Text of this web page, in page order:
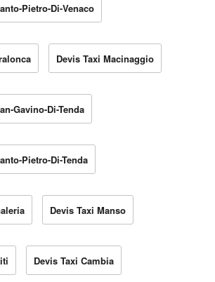
Pietro-Di-Venaco
Devis Taxi Macinaggio
Gavino-Di-Tenda
Pietro-Di-Tenda
Devis Taxi Manso
Devis Taxi Cambia